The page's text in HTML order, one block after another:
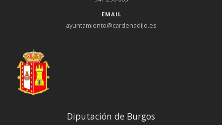
EMAIL
ayuntamiento@cardenadijo.es
Diputación de Burgos